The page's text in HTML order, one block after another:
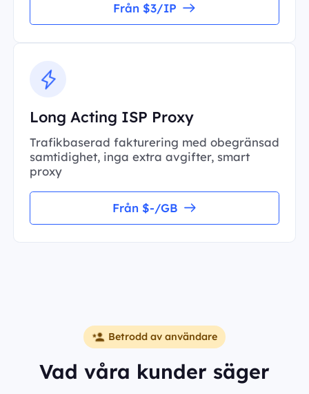
Från $3/IP
Long Acting ISP Proxy
Trafikbaserad fakturering med obegränsad
samtidighet, inga extra avgifter, smart
proxy
Från $-/GB
Betrodd av användare
Vad våra kunder säger